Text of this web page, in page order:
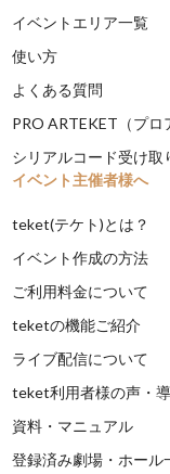
イベントエリア一覧
使い方
よくある質問
PRO ARTEKET（プロ
シリアルコード受け取
イベント主催者様へ
teket(テケト)とは？
イベント作成の方法
ご利用料金について
teketの機能ご紹介
ライブ配信について
teket利用者様の声・
資料・マニュアル
登録済み劇場・ホール